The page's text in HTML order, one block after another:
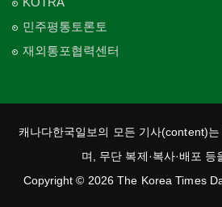
민주평통토론토
재외통포협력센터
캐나다한국일보의 모든 기사(content)
며, 무단 복제·복사·배포 등
Copyright © 2026 The Korea Times